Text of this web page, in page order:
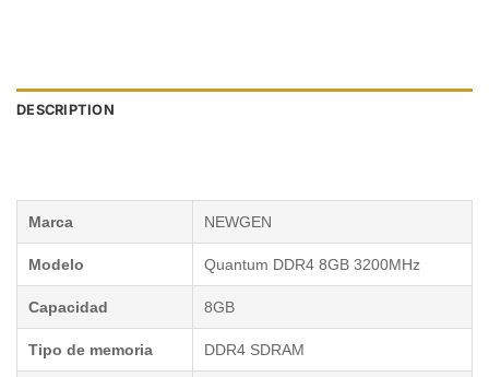
DESCRIPTION
Marca NEWGEN
Modelo Quantum DDR4 8GB 3200MHz
Capacidad 8GB
Tipo de memoria DDR4 SDRAM